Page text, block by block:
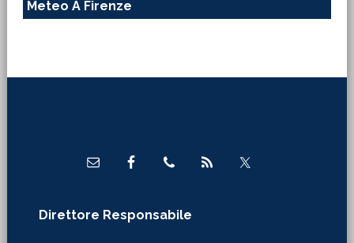
Meteo A Firenze
Direttore Responsabile